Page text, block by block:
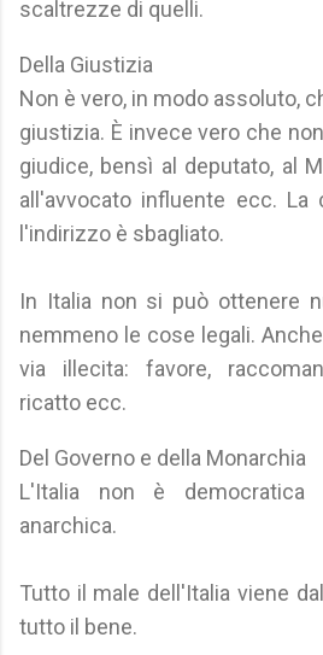
scaltrezze di quelli.
Della Giustizia
Non è vero, in modo assoluto,
giustizia. È invece vero che
giudice, bensì al deputato, al
all'avvocato influente ecc. La
l'indirizzo è sbagliato.
In Italia non si può ottenere
nemmeno le cose legali.
via illecita: favore,
ricatto ecc.
Del Governo e della Monarchia
L'Italia non è democratica
anarchica.
Tutto il male dell'Italia viene
tutto il bene.